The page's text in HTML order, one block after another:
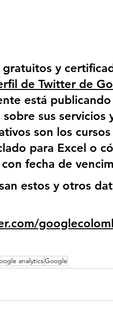
gratuitos y
de Twitter de
está
sus servicios
son los
para Excel o
fecha de
estos y otros
analyticsGoogle